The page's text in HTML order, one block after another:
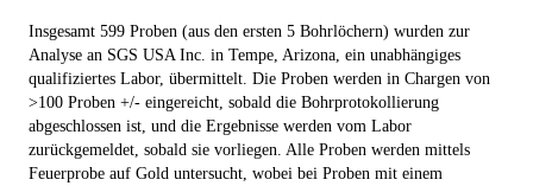
Insgesamt 599 Proben (aus den ersten 5 Bohrlöchern) wurden zur
Analyse an SGS USA Inc. in Tempe, Arizona, ein unabhängiges
qualifiziertes Labor, übermittelt. Die Proben werden in Chargen von
>100 Proben +/- eingereicht, sobald die Bohrprotokollierung
abgeschlossen ist, und die Ergebnisse werden vom Labor
zurückgemeldet, sobald sie vorliegen. Alle Proben werden mittels
Feuerprobe auf Gold untersucht, wobei bei Proben mit einem